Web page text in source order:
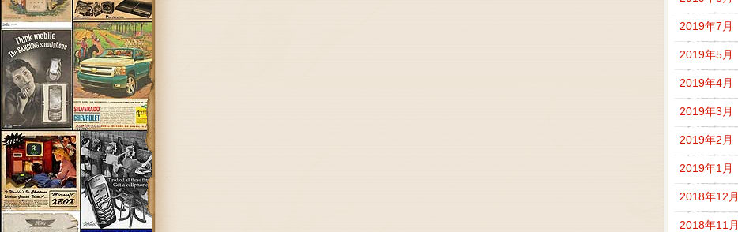
2019年7月
2019年5月
2019年4月
2019年3月
2019年2月
2019年1月
2018年12月
2018年11月